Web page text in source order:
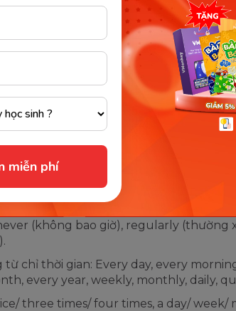
miễn phí
chân lý, sự thật hiển nhiên.
East.
sự việc diễn ra theo thời gian biểu,
rõ ràng.
The
cảm giác, cảm xúc, suy nghĩ.
I
biết thì hiện tại đơn là khi trong câu có:
từ chỉ tần suất: Always (luôn luôn),
xuyên), sometimes (thỉnh
(không bao giờ), regularly (thường
từ chỉ thời gian: Every day, every
every year, weekly, monthly, daily,
three times/ four times, a day/ week/